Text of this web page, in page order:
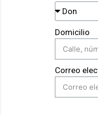
Domicilio
Correo